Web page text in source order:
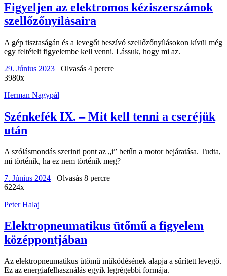
Figyeljen az elektromos kéziszerszámok
szellőzőnyílásaira
A gép tisztaságán és a levegőt beszívó szellőzőnyílásokon kívül még
egy feltételt figyelembe kell venni. Lássuk, hogy mi az.
29. Június 2023
Olvasás 4 percre
3980x
Herman Nagypál
Szénkefék IX. – Mit kell tenni a cseréjük
után
A szólásmondás szerinti pont az „i” betűn a motor bejáratása. Tudta,
mi történik, ha ez nem történik meg?
7. Június 2024
Olvasás 8 percre
6224x
Peter Halaj
Elektropneumatikus ütőmű a figyelem
középpontjában
Az elektropneumatikus ütőmű működésének alapja a sűrített levegő.
Ez az energiafelhasználás egyik legrégebbi formája.